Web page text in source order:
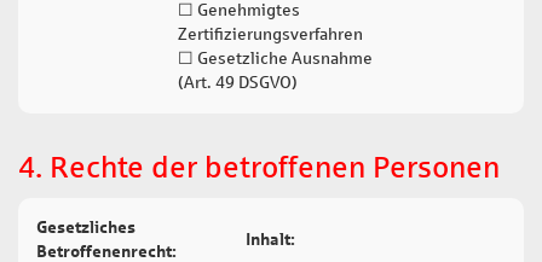
☐ Genehmigtes
Zertifizierungsverfahren
☐ Gesetzliche Ausnahme
(Art. 49 DSGVO)
4. Rechte der betroffenen Personen
Gesetzliches
Betroffenenrecht:
Inhalt: